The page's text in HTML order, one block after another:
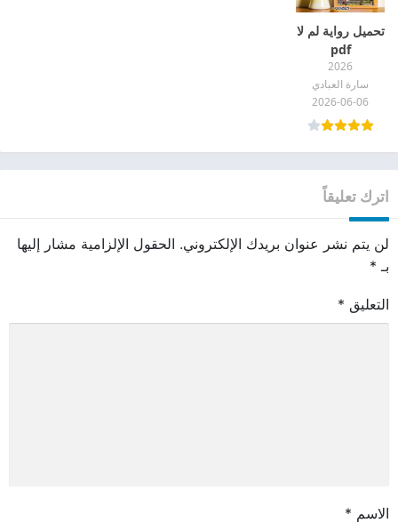
تحميل رواية لم لا
pdf
2026
سارة العبادي
2026-06-06
اترك تعليقاً
لن يتم نشر عنوان بريدك الإلكتروني. الحقول الإلزامية مشار إليها
بـ *
التعليق *
الاسم *